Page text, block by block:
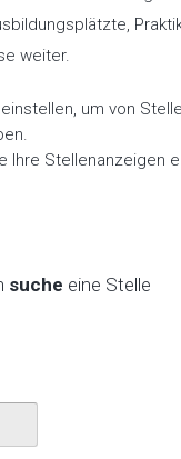
weiter.
um von
Ihre Stellenanzeigen
suche eine Stelle